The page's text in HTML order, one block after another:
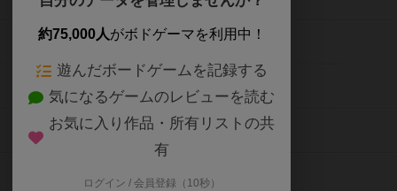
約75,000人がボドゲーマを利用中！
遊んだボードゲームを記録する
気になるゲームのレビューを読む
お気に入り作品・所有リストの共
有
ログイン / 会員登録（10秒）
ボードゲームの新着レビュー
ボードゲーム会情報
メカニクス特集
掲示板・トピックス